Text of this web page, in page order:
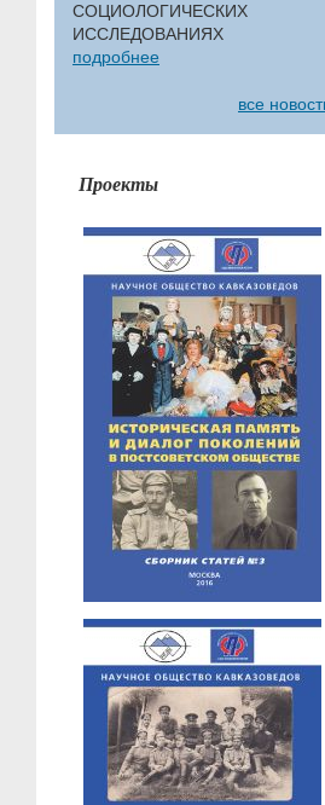
СОЦИОЛОГИЧЕСКИХ
ИССЛЕДОВАНИЯХ
подробнее
все
Проекты